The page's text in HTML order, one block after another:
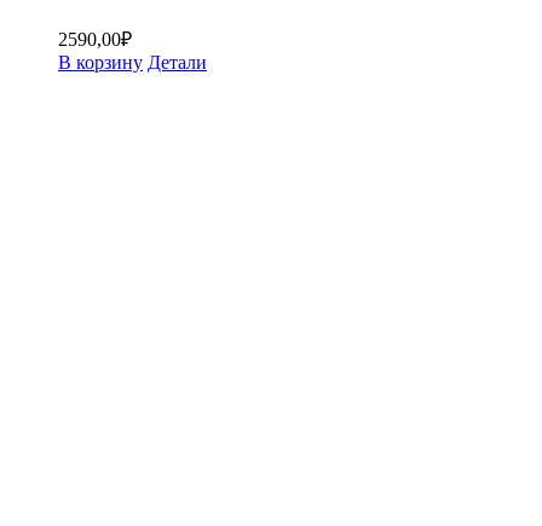
2590,00₽
В корзину Детали